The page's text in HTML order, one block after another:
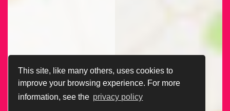
This site, like many others, uses cookies to
improve your browsing experience. For more
information, see the privacy policy